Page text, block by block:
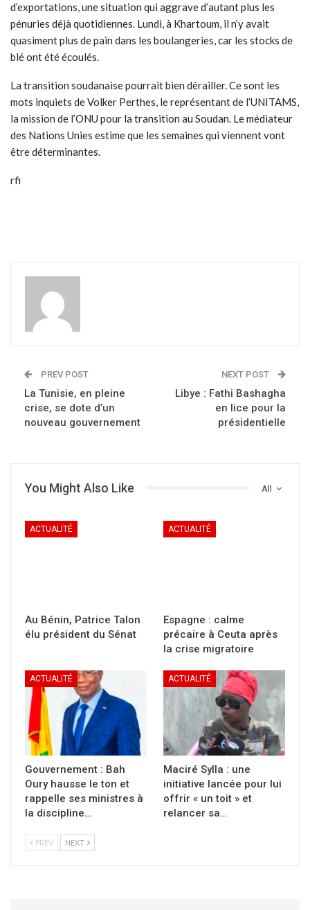
d’exportations, une situation qui aggrave d’autant plus les
pénuries déjà quotidiennes. Lundi, à Khartoum, il n’y avait
quasiment plus de pain dans les boulangeries, car les stocks de
blé ont été écoulés.
La transition soudanaise pourrait bien dérailler. Ce sont les
mots inquiets de Volker Perthes, le représentant de l’UNITAMS,
la mission de l’ONU pour la transition au Soudan. Le médiateur
des Nations Unies estime que les semaines qui viennent vont
être déterminantes.
rfi
PREV POST
La Tunisie, en pleine
crise, se dote d’un
nouveau gouvernement
NEXT POST
Libye : Fathi Bashagha
en lice pour la
présidentielle
All
You Might Also Like
ACTUALITÉ
Au Bénin, Patrice Talon
élu président du Sénat
ACTUALITÉ
Espagne : calme
précaire à Ceuta après
la crise migratoire
ACTUALITÉ
Gouvernement : Bah
Oury hausse le ton et
rappelle ses ministres à
la discipline…
ACTUALITÉ
Maciré Sylla : une
initiative lancée pour lui
offrir « un toit » et
relancer sa…
PREV NEXT